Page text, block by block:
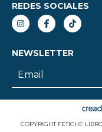
REDES SOCIALES
NEWSLETTER
COPYRIGHT FETICHE